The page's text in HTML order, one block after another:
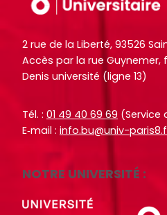
2 rue de la Liberté, 93526
Accès par la rue
Denis université (ligne 13)
Tél. : 01 49 40 69 69 (Service
E‑mail : info.bu@univ-
NOTRE UNIVERSITÉ :